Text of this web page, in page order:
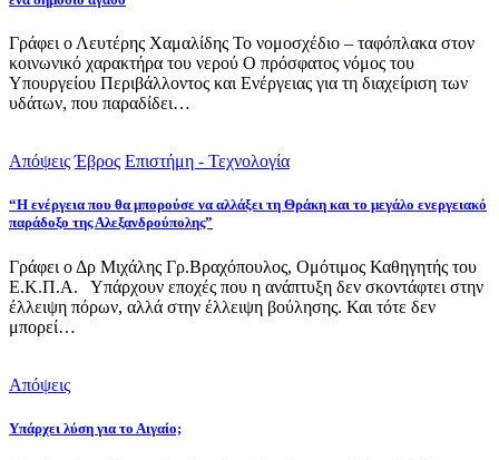
Γράφει ο Λευτέρης Χαμαλίδης Το νομοσχέδιο – ταφόπλακα στον
κοινωνικό χαρακτήρα του νερού Ο πρόσφατος νόμος του
Υπουργείου Περιβάλλοντος και Ενέργειας για τη διαχείριση των
υδάτων, που παραδίδει…
Απόψεις Έβρος Επιστήμη - Τεχνολογία
“Η ενέργεια που θα μπορούσε να αλλάξει τη Θράκη και το μεγάλο ενεργειακό
παράδοξο της Αλεξανδρούπολης”
Γράφει ο Δρ Μιχάλης Γρ.Βραχόπουλος, Ομότιμος Καθηγητής του
Ε.Κ.Π.Α. Υπάρχουν εποχές που η ανάπτυξη δεν σκοντάφτει στην
έλλειψη πόρων, αλλά στην έλλειψη βούλησης. Και τότε δεν
μπορεί…
Απόψεις
Υπάρχει λύση για το Αιγαίο;